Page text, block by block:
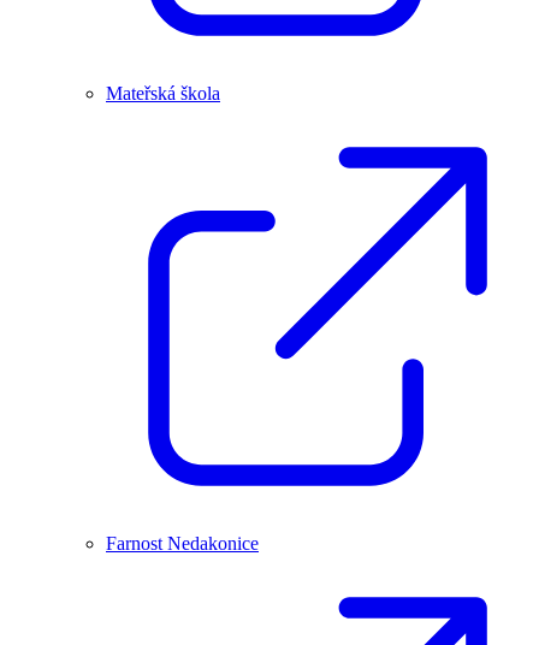
Mateřská škola
Farnost Nedakonice